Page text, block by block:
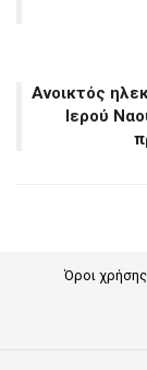
Ανοικτός
Ιερού
Όροι χρήσης